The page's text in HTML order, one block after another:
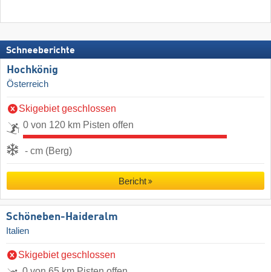
Schneeberichte
Hochkönig
Österreich
Skigebiet geschlossen
0 von 120 km Pisten offen
- cm (Berg)
Bericht
Schöneben-Haideralm
Italien
Skigebiet geschlossen